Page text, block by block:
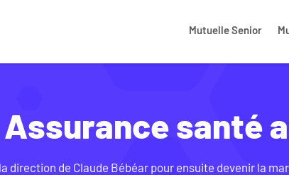
Mutuelle Senior
Assurance santé
direction de Claude Bébéar pour ensuite devenir la